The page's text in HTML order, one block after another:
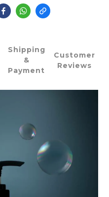
Shipping
&
Payment
Customer
Reviews